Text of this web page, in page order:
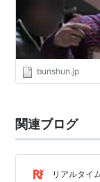
bunshun.jp
関連ブログ
リアルタイ